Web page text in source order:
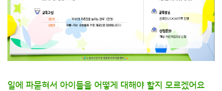
일에 파묻혀서 아이들을 어떻게 대해야 할지 모르겠어요